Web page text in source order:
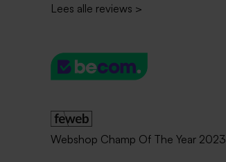
Lees alle reviews >
Webshop Champ Of The Year 2023